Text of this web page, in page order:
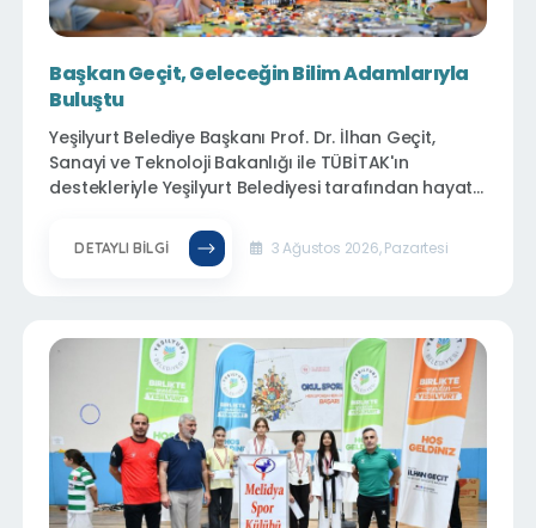
Başkan Geçit, Geleceğin Bilim Adamlarıyla
Buluştu
Yeşilyurt Belediye Başkanı Prof. Dr. İlhan Geçit,
Sanayi ve Teknoloji Bakanlığı ile TÜBİTAK'ın
destekleriyle Yeşilyurt Belediyesi tarafından hayata
bilim ve teknolojiye ilgi duyan geleceğin bilim
adamlarıyla bir araya geldi.
DETAYLI BILGI 3 Ağustos 2026, Pazartesi